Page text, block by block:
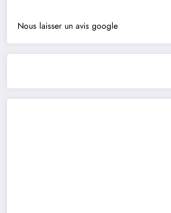
Nous laisser un avis google